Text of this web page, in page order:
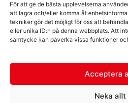
För att ge de bästa upplevelserna
att lagra och/eller komma åt
tekniker gör det möjligt för oss att
eller unika ID:n på denna webbplats. Att
samtycke kan påverka vissa funktioner
Acceptera
Neka allt